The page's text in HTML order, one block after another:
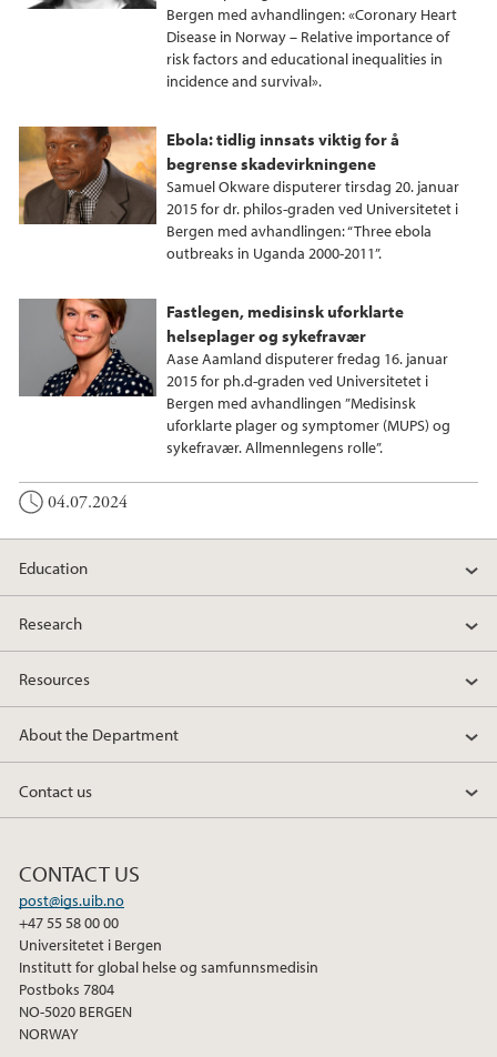
Bergen med avhandlingen: «Coronary Heart
Disease in Norway – Relative importance of
risk factors and educational inequalities in
incidence and survival».
Ebola: tidlig innsats viktig for å
begrense skadevirkningene
Samuel Okware disputerer tirsdag 20. januar
2015 for dr. philos-graden ved Universitetet i
Bergen med avhandlingen: “Three ebola
outbreaks in Uganda 2000-2011”.
Fastlegen, medisinsk uforklarte
helseplager og sykefravær
Aase Aamland disputerer fredag 16. januar
2015 for ph.d-graden ved Universitetet i
Bergen med avhandlingen ”Medisinsk
uforklarte plager og symptomer (MUPS) og
sykefravær. Allmennlegens rolle”.
04.07.2024
Education
Research
Resources
About the Department
Contact us
CONTACT US
post@igs.uib.no
+47 55 58 00 00
Universitetet i Bergen
Institutt for global helse og samfunnsmedisin
Postboks 7804
NO-5020 BERGEN
NORWAY